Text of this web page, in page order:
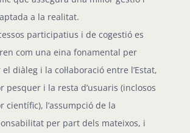
a la realitat.
participatius i de cogestió es
com una eina fonamental per
diàleg i la col·laboració entre l’Estat,
pesquer i la resta d’usuaris (inclosos
científic), l’assumpció de la
per part dels mateixos, i